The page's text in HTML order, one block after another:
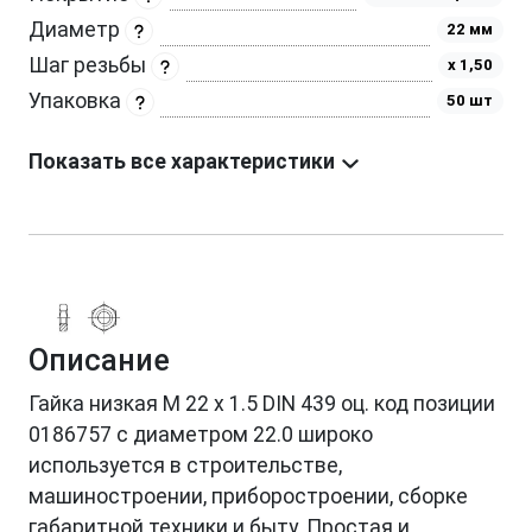
Диаметр 22 мм
Шаг резьбы х 1,50
Упаковка 50 шт
Показать все характеристики
Описание
Гайка низкая М 22 х 1.5 DIN 439 оц. код позиции
0186757 с диаметром 22.0 широко
используется в строительстве,
машиностроении, приборостроении, сборке